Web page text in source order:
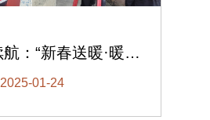
2025温情续航：“新春送暖·暖冬关怀”——双林集团春节慰问孤寡老人公益活动纪实
2025-01-24